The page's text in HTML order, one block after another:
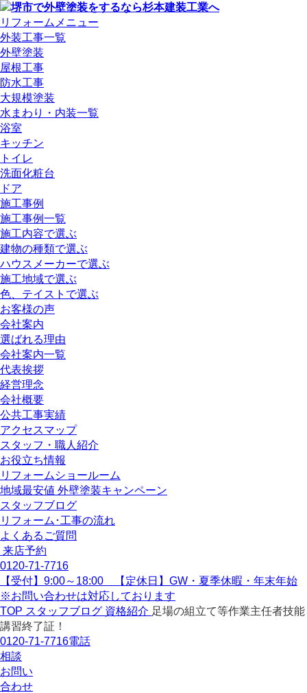
リフォームメニュー
外装工事一覧
外壁塗装
屋根工事
防水工事
大規模塗装
水まわり・内装一覧
浴室
キッチン
トイレ
洗面化粧台
ドア
施工事例
施工事例一覧
施工内容で選ぶ
建物の種類で選ぶ
ハウスメーカーで選ぶ
施工地域で選ぶ
色、テイストで選ぶ
お客様の声
会社案内
選ばれる理由
会社案内一覧
代表挨拶
経営理念
会社概要
公共工事実績
アクセスマップ
スタッフ・職人紹介
お役立ち情報
リフォームショールーム
地域最安値 外壁塗装キャンペーン
スタッフブログ
リフォーム･工事の流れ
よくあるご質問
来店予約
0120-71-7716
【受付】9:00～18:00 【定休日】GW・夏季休暇・年末年始
※お問い合わせは対応しております
TOP スタッフブログ 資格紹介 足場の組立て等作業主任者技能
講習終了証！
0120-71-7716電話
相談
お問い
合わせ